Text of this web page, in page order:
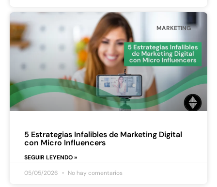
MARKETING
5 Estrategias Infalibles de Marketing Digital
con Micro Influencers
SEGUIR LEYENDO »
05/05/2026
No hay comentarios